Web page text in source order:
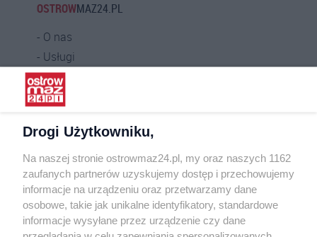
OSTROWMAZ24.PL
O nas
Usługi
Praca
Warunki korzystania
Kontakt
INFORMATOR
Bankomaty
Msze święte
Nocna pomoc lekarska
Drogi Użytkowniku,
Na naszej stronie ostrowmaz24.pl, my oraz naszych 1162
zaufanych partnerów uzyskujemy dostęp i przechowujemy
informacje na urządzeniu oraz przetwarzamy dane
osobowe, takie jak unikalne identyfikatory, standardowe
informacje wysyłane przez urządzenie czy dane